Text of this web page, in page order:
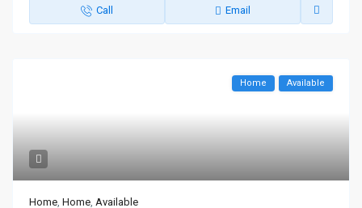
Call Email
Home Available
Home,Home,Available